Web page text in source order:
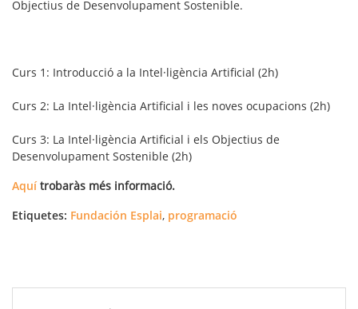
Objectius de Desenvolupament Sostenible.
Curs 1: Introducció a la Intel·ligència Artificial (2h)
Curs 2: La Intel·ligència Artificial i les noves ocupacions (2h)
Curs 3: La Intel·ligència Artificial i els Objectius de
Desenvolupament Sostenible (2h)
Aquítrobaràs més informació.
Etiquetes: Fundación Esplai, programació